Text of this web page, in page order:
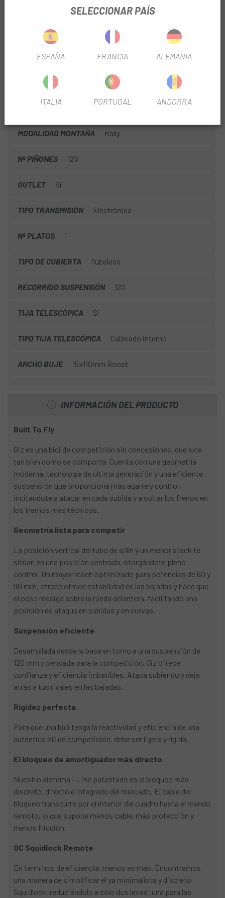
Sram Eagle AXS Pod, 12v
DIRECCCIÓN Alloy 1-1/2, Black Oxidated Bearing
MATERIAL Carbono
Disco
DIÁMETRO
MODALIDAD MONTAÑA Rally
Nº PIÑONES 12V
OUTLET Si
TIPO TRANSMISIÓN Electrónica
Nº PLATOS 1
TIPO DE CUBIERTA Tubeless
RECORRIDO SUSPENSIÓN 120
TIJA TELESCÓPICA Si
TIPO TIJA TELESCÓPICA Cableado interno
ANCHO BUJE 15x110mm Boost
INFORMACIÓN DEL PRODUCTO
Built To Fly
Oiz es una bici de competición sin concesiones, que luce
tan bien como se comporta. Cuenta con una geometría
moderna, tecnología de última generación y una eficiente
suspensión que proporciona más agarre y control,
incitándote a atacar en cada subida y a soltar los frenos en
los tramos más técnicos.
Geometría lista para competir
La posición vertical del tubo de sillín y un menor stack te
sitúan en una posición centrada, otorgándote pleno
control. Un mayor reach optimizado para potencias de 60 y
90 mm, ofrece ofrece estabilidad en las bajadas y hace que
el peso recaiga sobre la rueda delantera, facilitando una
posición de ataque en subidas y en curvas.
Suspensión eficiente
Desarrollada desde la base en torno a una suspensión de
120 mm y pensada para la competición, Oiz ofrece
confianza y eficiencia imbatibles. Ataca subiendo y deja
atrás a tus rivales en las bajadas.
Rigidez perfecta
Para que una bici tenga la reactividad y eficiencia de una
auténtica XC de competición, debe ser ligera y rígida.
El bloqueo de amortiguador más directo
Nuestro sistema I-Line patentado es el bloqueo más
discreto, directo e integrado del mercado. El cable del
bloqueo transcurre por el interior del cuadro hasta el mando
remoto, lo que supone menos cable, más protección y
menos fricción.
OC Squidlock Remote
En términos de eficiencia, menos es más. Encontramos
una manera de simplificar el ya minimalista y discreto
Squidlock, reduciéndolo a sólo dos levas; una para las
SELECCIONAR PAÍS
ESPAÑA FRANCIA ALEMANIA
ITALIA PORTUGAL ANDORRA